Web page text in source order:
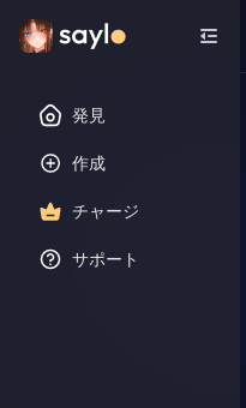
発見
作成
チャージ
サポート